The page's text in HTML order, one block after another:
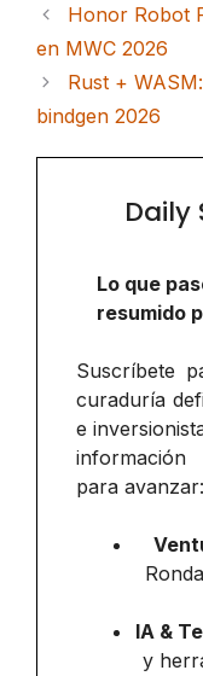
Honor Robot
en MWC 2026
Rust +
bindgen 2026
Daily
Lo que
resumido
Suscríbete
curaduría
e
información
para avanzar:
IA &
y